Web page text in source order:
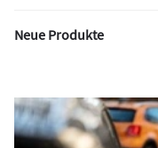
Neue Produkte